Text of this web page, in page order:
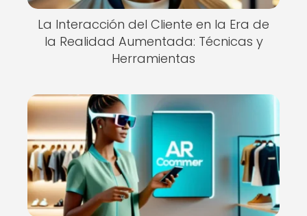
La Interacción del Cliente en la Era de
la Realidad Aumentada: Técnicas y
Herramientas